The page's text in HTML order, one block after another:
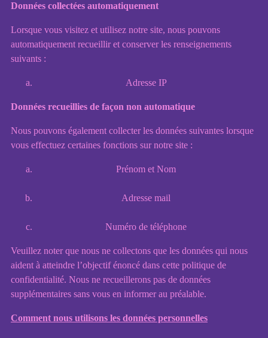
Données collectées automatiquement
Lorsque vous visitez et utilisez notre site, nous pouvons
automatiquement recueillir et conserver les renseignements
suivants :
Adresse IP
Données recueillies de façon non automatique
Nous pouvons également collecter les données suivantes lorsque
vous effectuez certaines fonctions sur notre site :
Prénom et Nom
Adresse mail
Numéro de téléphone
Veuillez noter que nous ne collectons que les données qui nous
aident à atteindre l’objectif énoncé dans cette politique de
confidentialité. Nous ne recueillerons pas de données
supplémentaires sans vous en informer au préalable.
Comment nous utilisons les données personnelles